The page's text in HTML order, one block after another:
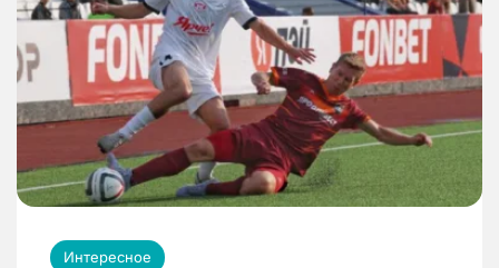
Интересное